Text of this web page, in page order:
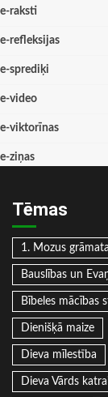
e-raksti
e-refleksijas
e-sprediķi
e-video
e-viktorīnas
e-ziņas
Tēmas
1. Mozus
Bauslības un
Bībeles mācības
Dienišķā maize
Dieva mīlestība
Dieva Vārds